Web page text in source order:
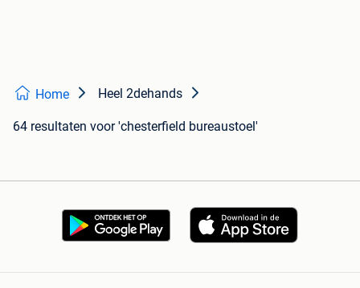
Home Heel 2dehands
64 resultaten voor 'chesterfield bureaustoel'